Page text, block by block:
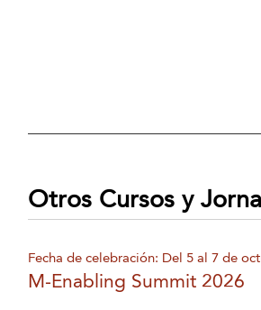
Otros Cursos y
Fecha de celebración: Del 5 al 7 de
M-Enabling Summit 2026